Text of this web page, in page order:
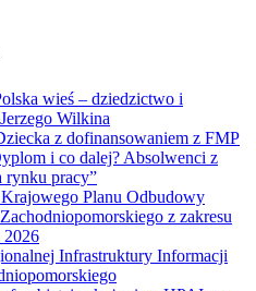
wieś – dziedzictwo i
Wilkina
z dofinansowaniem z FMP
i co dalej? Absolwenci z
rynku pracy”
Planu Odbudowy
z zakresu
2026
Infrastruktury Informacji